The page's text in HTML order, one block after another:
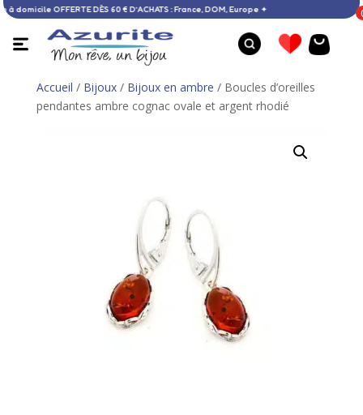
✦ Livraison à domicile OFFERTE DÈS 60 € D’ACHATS : France, DOM, Europe ✦
Accueil / Bijoux/ Bijoux en ambre / Boucles d’oreilles
pendantes ambre cognac ovale et argent rhodié
Bracelet apatite bleue